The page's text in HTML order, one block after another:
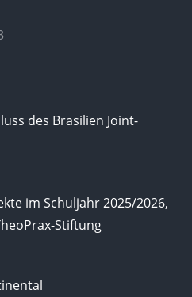
des Brasilien Joint-
im Schuljahr 2025/2026,
Stiftung